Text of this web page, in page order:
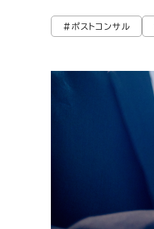
#ポストコンサル